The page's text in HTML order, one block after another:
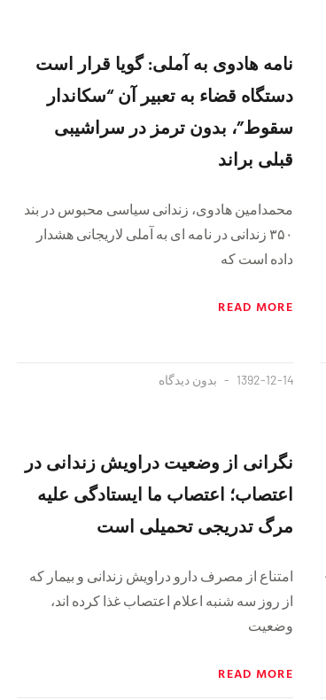
نامه هادوی به آملی: گویا قرار است
دستگاه قضاء به تعبیر آن “سکاندار
سقوط”، بدون ترمز در سراشیبی
قبلی براند
محمدامین هادوی، زندانی سیاسی محبوس در بند
۳۵۰ زندانی در نامه ای به آملی لاریجانی هشدار
داده است که
READ MORE
1392-12-14 بدون دیدگاه
نگرانی از وضعیت دراویش زندانی در
اعتصاب؛ اعتصاب ما ایستادگی علیه
مرگ تدریجی تحمیلی است
امتناع از مصرف دارو دراویش زندانی و بیمار که
از روز سه شنبه اعلام اعتصاب غذا کرده اند،
وضعیت
READ MORE